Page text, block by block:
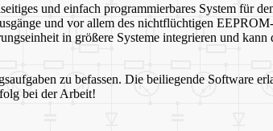
und einfach programmierbares System für
und vor allem des nichtflüchtigen
in größere Systeme integrieren und
zu befassen. Die beiliegende Software
bei der Arbeit!